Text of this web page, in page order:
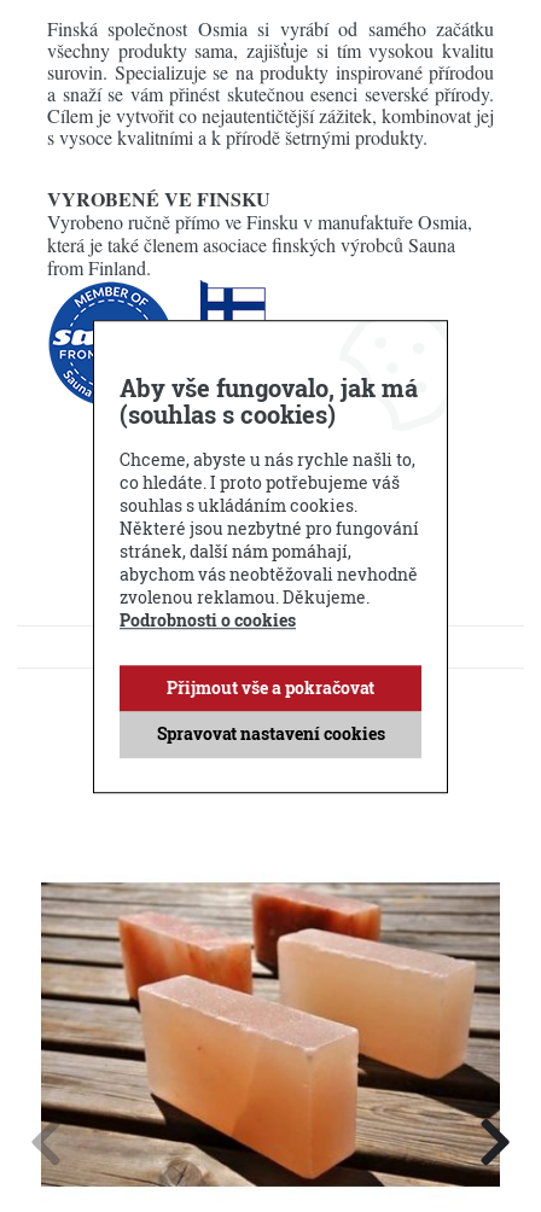
Finská společnost Osmia si vyrábí od samého začátku
všechny produkty sama, zajišťuje si tím vysokou kvalitu
surovin. Specializuje se na produkty inspirované přírodou
a snaží se vám přinést skutečnou esenci severské přírody.
Cílem je vytvořit co nejautentičtější zážitek, kombinovat jej
s vysoce kvalitními a k přírodě šetrnými produkty.
VYROBENÉ VE FINSKU
Vyrobeno ručně přímo ve Finsku v manufaktuře Osmia,
která je také členem asociace finských výrobců Sauna
from Finland.
DOTAZ PRODEJCI
Příbuzné produkty
Aby vše fungovalo, jak má
(souhlas s cookies)
Chceme, abyste u nás rychle našli to,
co hledáte. I proto potřebujeme váš
souhlas s ukládáním cookies.
Některé jsou nezbytné pro fungování
stránek, další nám pomáhají,
abychom vás neobtěžovali nevhodně
zvolenou reklamou. Děkujeme.
Podrobnosti o cookies
Spravovat nastavení cookies
Přijmout vše a pokračovat